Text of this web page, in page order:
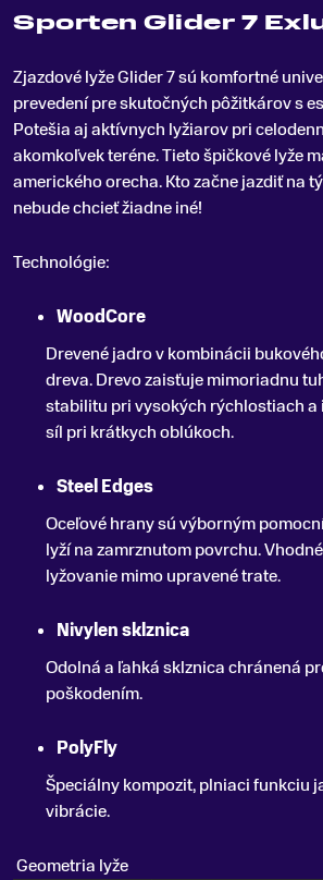
Sporten Glider 7
Zjazdové lyže Glider 7 sú komfortné
prevedení pre skutočných pôžitkárov s
Potešia aj aktívnych lyžiarov pri
akomkoľvek teréne. Tieto špičkové lyže
amerického orecha. Kto začne jazdiť na
nebude chcieť žiadne iné!
Technológie:
WoodCore
Drevené jadro v kombinácii
dreva. Drevo zaisťuje mimoriadnu
stabilitu pri vysokých rýchlostiach a
síl pri krátkych oblúkoch.
Steel Edges
Oceľové hrany sú výborným
lyží na zamrznutom povrchu.
lyžovanie mimo upravené trate.
Nivylen sklznica
Odolná a ľahká sklznica chránená
poškodením.
PolyFly
Špeciálny kompozit, plniaci funkciu
vibrácie.
Geometria lyže